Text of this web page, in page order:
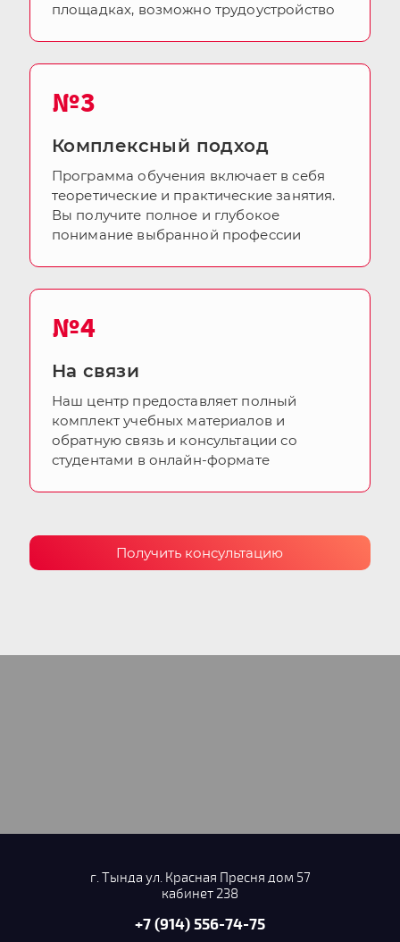
площадках, возможно трудоустройство
№3
Комплексный подход
Программа обучения включает в себя
теоретические и практические занятия.
Вы получите полное и глубокое
понимание выбранной профессии
№4
На связи
Наш центр предоставляет полный
комплект учебных материалов и
обратную связь и консультации со
студентами в онлайн-формате
Получить консультацию
г. Тында ул. Красная Пресня дом 57
кабинет 238
+7 (914) 556-74-75